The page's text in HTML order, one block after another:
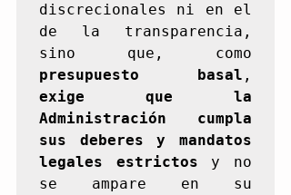
discrecionales ni en el
de la transparencia,
presupuesto basal
exige que la
Administración cumpla
sus deberes y mandatos
legales estrictos y no
se ampare en su